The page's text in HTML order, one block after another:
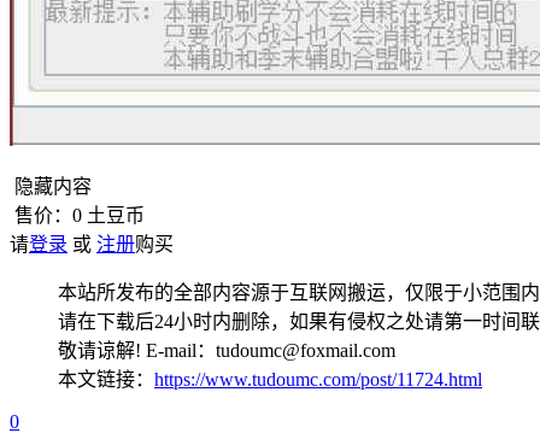
隐藏内容
售价： 0 土豆币
请登录 或 注册购买
本站所发布的全部内容源于互联网搬运，仅限于小范围
请在下载后24小时内删除，如果有侵权之处请第一时间
敬请谅解! E-mail：tudoumc@foxmail.com
本文链接： https://www.tudoumc.com/post/11724.html
0